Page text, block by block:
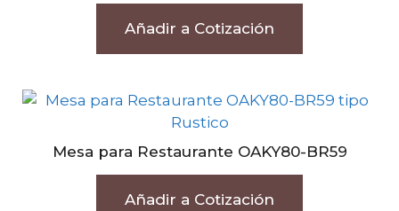
Añadir a Cotización
Mesa para Restaurante OAKY80-BR59
Añadir a Cotización